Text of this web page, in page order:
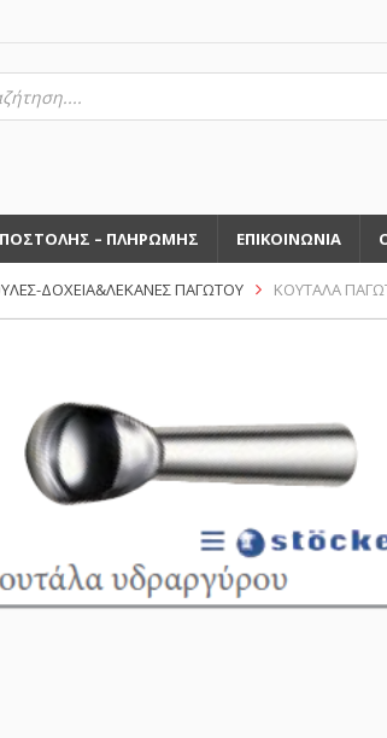
– ΠΛΗΡΩΜΗΣ ΕΠΙΚΟΙΝΩΝΙΑ
ΔΟΧΕΙΑ&ΛΕΚΑΝΕΣ ΠΑΓΩΤΟΥ ΚΟΥΤΑΛΑ